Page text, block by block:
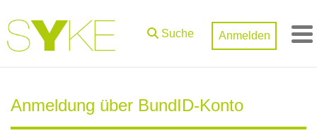
Suche
Anmelden
Anmeldung über BundID-Konto